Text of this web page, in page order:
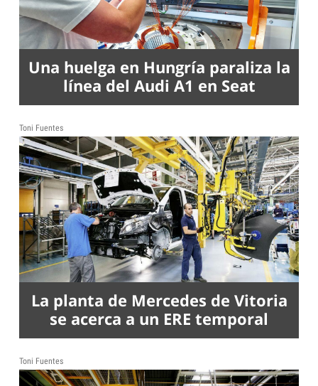
Una huelga en Hungría paraliza la
línea del Audi A1 en Seat
Toni Fuentes
La planta de Mercedes de Vitoria
se acerca a un ERE temporal
Toni Fuentes